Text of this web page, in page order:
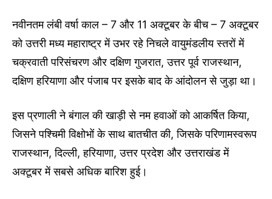
नवीनतम लंबी वर्षा काल – 7 और 11 अक्टूबर के बीच – 7 अक्टूबर
को उत्तरी मध्य महाराष्ट्र में उभर रहे निचले वायुमंडलीय स्तरों में
चक्रवाती परिसंचरण और दक्षिण गुजरात, उत्तर पूर्व राजस्थान,
दक्षिण हरियाणा और पंजाब पर इसके बाद के आंदोलन से जुड़ा था।
इस प्रणाली ने बंगाल की खाड़ी से नम हवाओं को आकर्षित किया,
जिसने पश्चिमी विक्षोभों के साथ बातचीत की, जिसके परिणामस्वरूप
राजस्थान, दिल्ली, हरियाणा, उत्तर प्रदेश और उत्तराखंड में
अक्टूबर में सबसे अधिक बारिश हुई।